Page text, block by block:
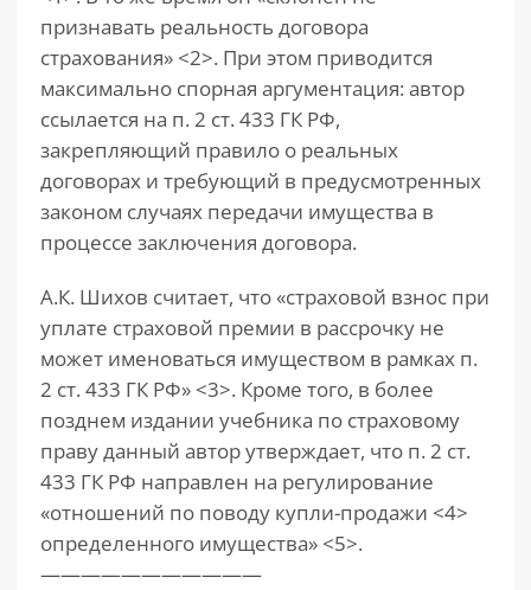
признавать реальность договора
страхования» <2>. При этом приводится
максимально спорная аргументация: автор
ссылается на п. 2 ст. 433 ГК РФ,
закрепляющий правило о реальных
договорах и требующий в предусмотренных
законом случаях передачи имущества в
процессе заключения договора.
А.К. Шихов считает, что «страховой взнос при
уплате страховой премии в рассрочку не
может именоваться имуществом в рамках п.
2 ст. 433 ГК РФ» <3>. Кроме того, в более
позднем издании учебника по страховому
праву данный автор утверждает, что п. 2 ст.
433 ГК РФ направлен на регулирование
«отношений по поводу купли-продажи <4>
определенного имущества» <5>.
———————————